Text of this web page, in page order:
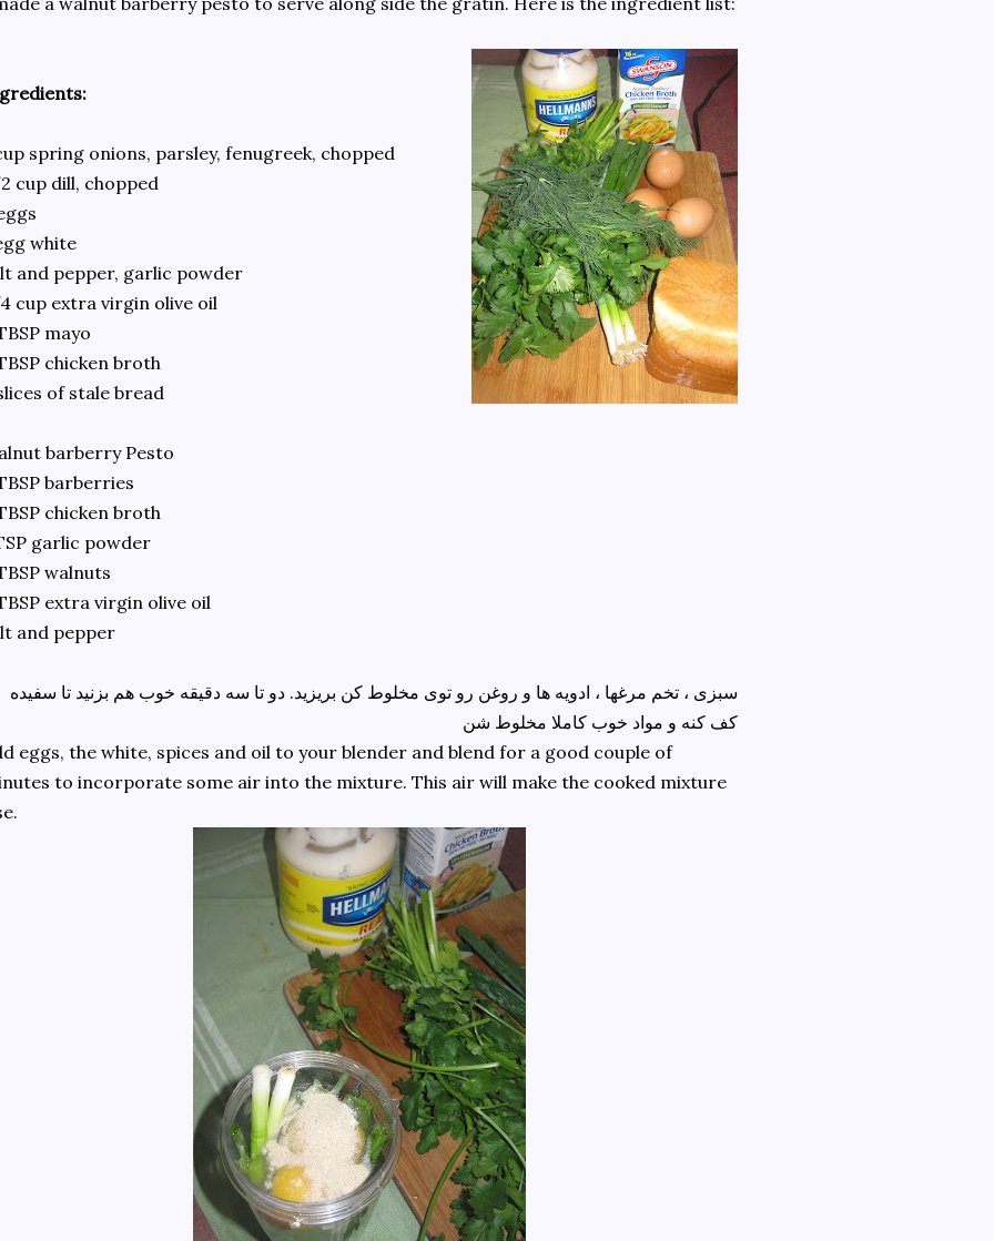
spring onions, parsley, fenugreek, chopped
cup dill, chopped
white
and pepper, garlic powder
cup extra virgin olive oil
mayo
chicken broth
of stale bread
barberry Pesto
barberries
chicken broth
garlic powder
walnuts
extra virgin olive oil
and pepper
سبزی ، تخم مرغها ، ادویه ها و روغن رو توی مخلوط کن بریزید. دو تا سه دقیقه خوب هم بزنید تا سفیده
کف کنه و مواد خوب کاملا مخلوط شن
eggs, the white, spices and oil to your blender and blend for a good couple of
to incorporate some air into the mixture. This air will make the cooked mixture